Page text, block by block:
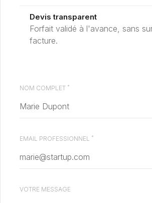
Devis transparent
Forfait validé à l'avance, sans
facture.
NOM COMPLET *
EMAIL PROFESSIONNEL *
VOTRE MESSAGE